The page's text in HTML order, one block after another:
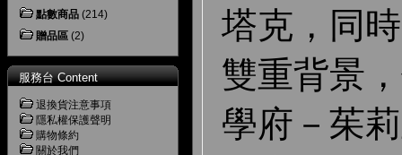
點數商品 (214)
贈品區 (2)
服務台 Content
退換貨注意事項
隱私權保護聲明
購物條約
關於我們
塔克，同
雙重背景
學府－茱